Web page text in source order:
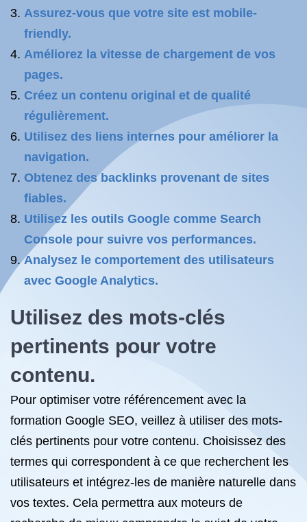
Assurez-vous que votre site est mobile-
friendly.
Améliorez la vitesse de chargement de vos
pages.
Créez un contenu original et de qualité
régulièrement.
Utilisez des liens internes pour améliorer la
navigation.
Obtenez des backlinks provenant de sites
fiables.
Utilisez les outils Google comme Search
Console pour suivre vos performances.
Analysez le comportement des utilisateurs
avec Google Analytics.
Utilisez des mots-clés
pertinents pour votre
contenu.
Pour optimiser votre référencement avec la
formation Google SEO, veillez à utiliser des mots-
clés pertinents pour votre contenu. Choisissez des
termes qui correspondent à ce que recherchent les
utilisateurs et intégrez-les de manière naturelle dans
vos textes. Cela permettra aux moteurs de